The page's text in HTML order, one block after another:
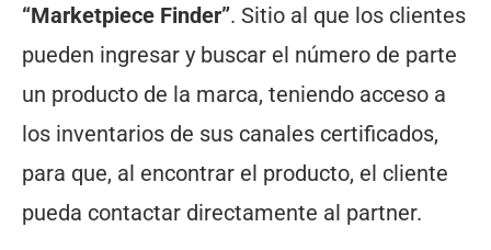
“Marketpiece Finder”. Sitio al que los clientes
pueden ingresar y buscar el número de parte
un producto de la marca, teniendo acceso a
los inventarios de sus canales certificados,
para que, al encontrar el producto, el cliente
pueda contactar directamente al partner.